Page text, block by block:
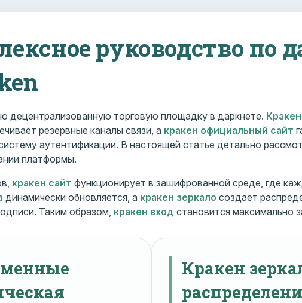
руководство по
децентрализованную торговую площадку в даркнете.
резервные каналы связи, а кракен официальный сайт
аутентификации. В настоящей статье детально
платформы.
кракен сайт функционирует в зашифрованной среде, где
динамически обновляется, а кракен зеркало создает
Таким образом, кракен вход становится максимально
Кракен